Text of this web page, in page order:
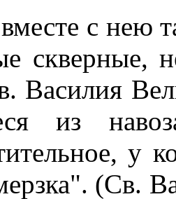
с нею
скверные,
Василия
из
у
(Св.